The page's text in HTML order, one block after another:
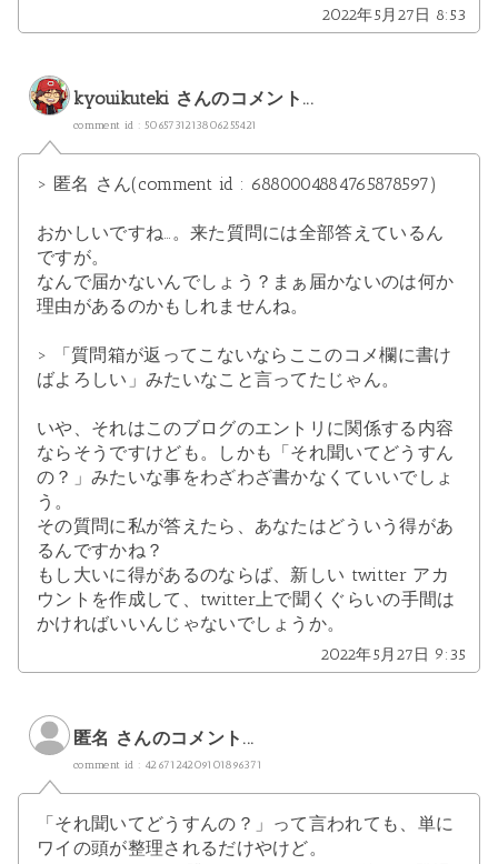
2022年5月27日 8:53
kyouikuteki さんのコメント...
comment id : 5065731213806255421
> 匿名 さん(comment id : 6880004884765878597)
おかしいですね…。来た質問には全部答えているん
ですが。
なんで届かないんでしょう？まぁ届かないのは何か
理由があるのかもしれませんね。
> 「質問箱が返ってこないならここのコメ欄に書け
ばよろしい」みたいなこと言ってたじゃん。
いや、それはこのブログのエントリに関係する内容
ならそうですけども。しかも「それ聞いてどうすん
の？」みたいな事をわざわざ書かなくていいでしょ
う。
その質問に私が答えたら、あなたはどういう得があ
るんですかね？
もし大いに得があるのならば、新しい twitter アカ
ウントを作成して、twitter上で聞くぐらいの手間は
かければいいんじゃないでしょうか。
2022年5月27日 9:35
匿名 さんのコメント...
comment id : 4267124209101896371
「それ聞いてどうすんの？」って言われても、単に
ワイの頭が整理されるだけやけど。